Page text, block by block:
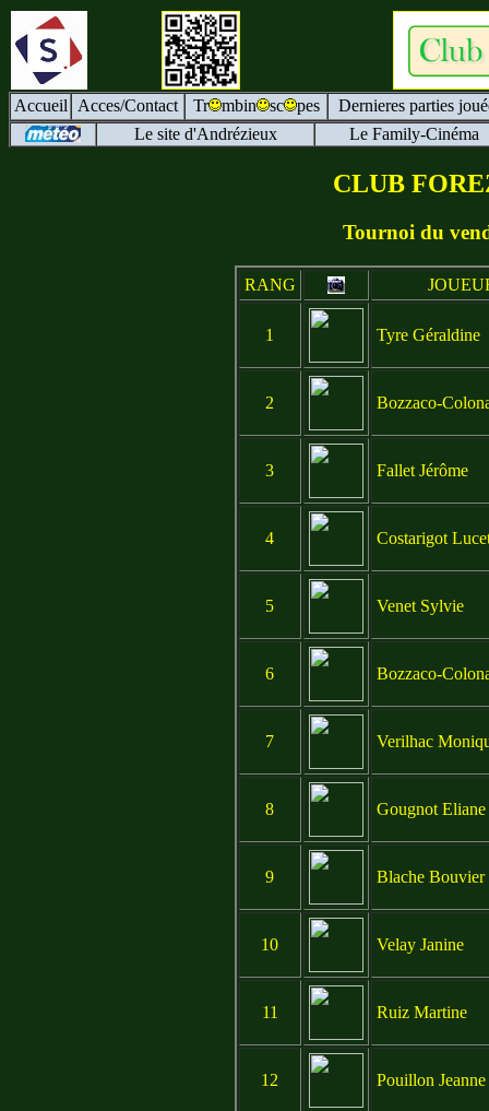
Accueil Acces/Contact Tr mbin sc pes
Dernieres parties
Le site d'Andrézieux
Le Family-Cinéma
CLUB
Tournoi du
RANG
1 Tyre Géraldine
2 Bozzaco-
3 Fallet Jérôme
4 Costarigot
5 Venet Sylvie
6 Bozzaco-
7 Verilhac
8 Gougnot Eliane
9 Blache
10 Velay Janine
11 Ruiz Martine
12 Pouillon Jeanne